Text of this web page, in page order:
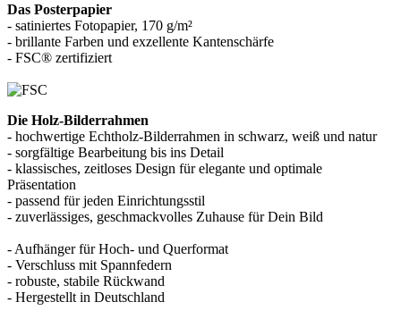
Das Posterpapier
- satiniertes Fotopapier, 170 g/m²
- brillante Farben und exzellente Kantenschärfe
- FSC® zertifiziert
Die Holz-Bilderrahmen
- hochwertige Echtholz-Bilderrahmen in schwarz, weiß und natur
- sorgfältige Bearbeitung bis ins Detail
- klassisches, zeitloses Design für elegante und optimale
Präsentation
- passend für jeden Einrichtungsstil
- zuverlässiges, geschmackvolles Zuhause für Dein Bild
- Aufhänger für Hoch- und Querformat
- Verschluss mit Spannfedern
- robuste, stabile Rückwand
- Hergestellt in Deutschland